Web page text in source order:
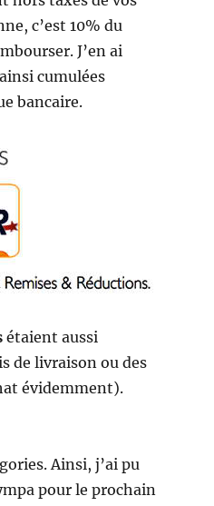
c’est 10% du
J’en ai
cumulées
bancaire.
étaient aussi
de livraison ou des
évidemment).
Ainsi, j’ai pu
pour le prochain